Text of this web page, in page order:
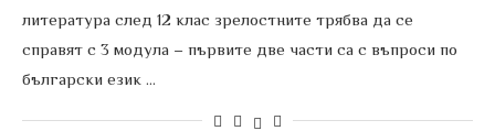
литература след 12 клас зрелостните трябва да се
справят с 3 модула – първите две части са с въпроси по
български език …